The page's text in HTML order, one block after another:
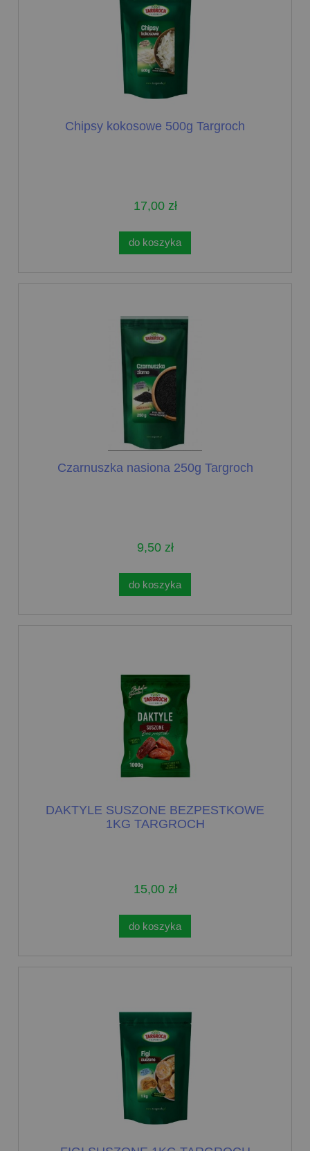
Chipsy kokosowe 500g Targroch
17,00 zł
do koszyka
Czarnuszka nasiona 250g Targroch
9,50 zł
do koszyka
DAKTYLE SUSZONE BEZPESTKOWE
1KG TARGROCH
15,00 zł
do koszyka